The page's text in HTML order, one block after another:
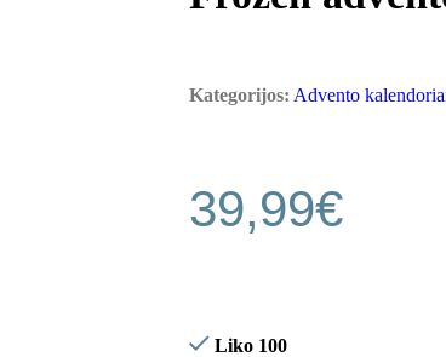
Kategorijos: Advento
39,99€
Liko 100